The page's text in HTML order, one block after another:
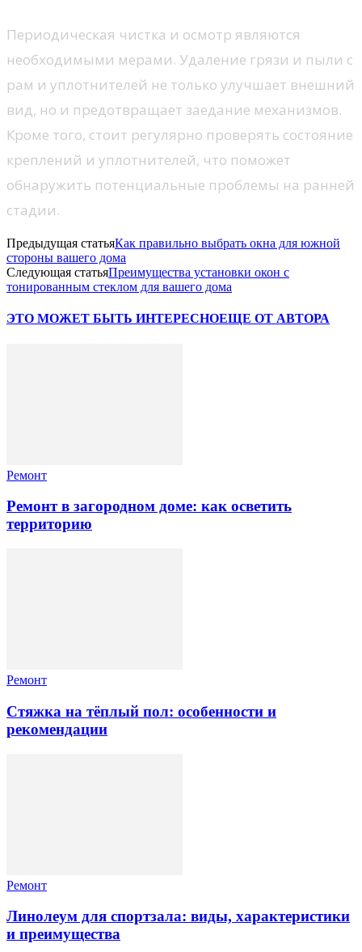
Периодическая чистка и осмотр являются
необходимыми мерами. Удаление грязи и пыли с
рам и уплотнителей не только улучшает внешний
вид, но и предотвращает заедание механизмов.
Кроме того, стоит регулярно проверять состояние
креплений и уплотнителей, что поможет
обнаружить потенциальные проблемы на ранней
стадии.
Предыдущая статьяКак правильно выбрать окна для южной
стороны вашего дома
Следующая статьяПреимущества установки окон с
тонированным стеклом для вашего дома
ЭТО МОЖЕТ БЫТЬ ИНТЕРЕСНОЕЩЕ ОТ АВТОРА
Ремонт
Ремонт в загородном доме: как осветить
территорию
Ремонт
Стяжка на тёплый пол: особенности и
рекомендации
Ремонт
Линолеум для спортзала: виды, характеристики
и преимущества